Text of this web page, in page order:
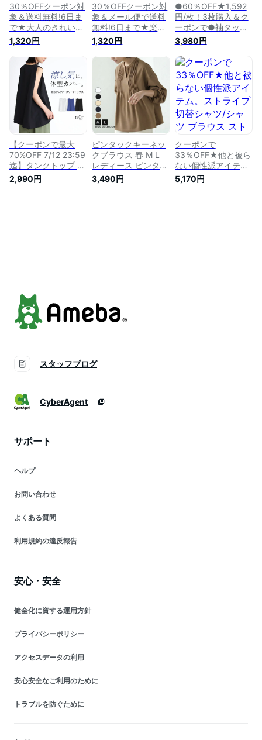
30％OFFクーポン対
象＆送料無料!6日ま
で★大人のきれいめ
カジュアル。ダンボ
ールルーズハイネッ
ク/トップス プルオ
ーバー ボリューム袖
カジュアル レディー
ス 7分袖 ダンボール
ゆったり 大きいサイ
ズ[メール便不可]sj
1,320円
30％OFFクーポン対
象＆メール便で送料
無料!6日まで★楽に
着れる大人アイテ
ム。リブ袖ドルマン
BIGトップス/トップ
ス プルオーバー オ
ーバーサイズ ドルマ
ン レディース チュ
ニック丈 体型カバー
ゆったり 大きいサイ
ズ[メール便可(1点ま
で)][M便 1/1]
1,320円
●60％OFF★1,592
円/枚！3枚購入＆ク
ーポンで●袖タック
スウェット キーネッ
ク 深Vネック スエー
ド 大人 こなれ感 カ
ットソー レディース
トップス プルオーバ
ー Tシャツ 長袖 ぽわ
ん袖 ボリューム袖
無地 体型カバー お
洒落 ゆったり 着痩
せ カジュアル キレ
イめ OL
3,980円
【クーポンで最大
70%OFF 7/12 23:59
迄】タンクトップ ト
ップス レディース
ノースリーブ キーネ
2,990円
ピンタックキーネッ
クブラウス 春 M L
レディース ピンタッ
クブラウス キーネッ
ク カットソー トッ
3,490円
クーポンで
33％OFF★他と被ら
ない個性派アイテ
ム。ストライプ切替
シャツ/シャツ ブラ
5,170円
スタッフブログ
CyberAgent
サポート
ヘルプ
お問い合わせ
よくある質問
利用規約の違反報告
安心・安全
健全化に資する運用方針
プライバシーポリシー
アクセスデータの利用
安心安全なご利用のために
トラブルを防ぐために